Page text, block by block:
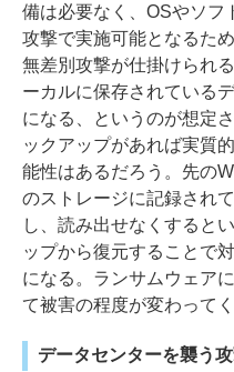
備は必要なく、OSやソフ
攻撃で実施可能となるた
無差別攻撃が仕掛けられ
ーカルに保存されている
になる、というのが想定
ックアップがあれば実質
能性はあるだろう。先の
のストレージに記録され
し、読み出せなくすると
ップから復元することで
になる。ランサムウェア
て被害の程度が変わって
データセンターを襲う